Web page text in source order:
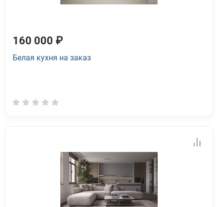
160 000 ₽
Белая кухня на заказ